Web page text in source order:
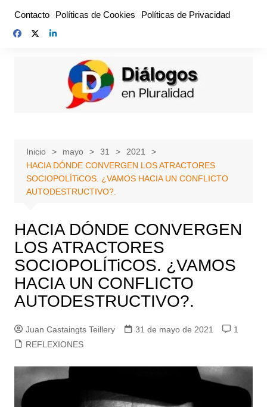
contenido
Contacto Políticas de Cookies Políticas de Privacidad
Inicio mayo 31
2021
HACIA DÓNDE CONVERGEN LOS ATRACTORES
SOCIOPOLÍTiCOS. ¿VAMOS HACIA UN CONFLICTO
AUTODESTRUCTIVO?.
HACIA DÓNDE CONVERGEN
LOS ATRACTORES
SOCIOPOLÍTiCOS. ¿VAMOS
HACIA UN CONFLICTO
AUTODESTRUCTIVO?.
Juan Castaingts Teillery 31 de mayo de 2021
1
REFLEXIONES